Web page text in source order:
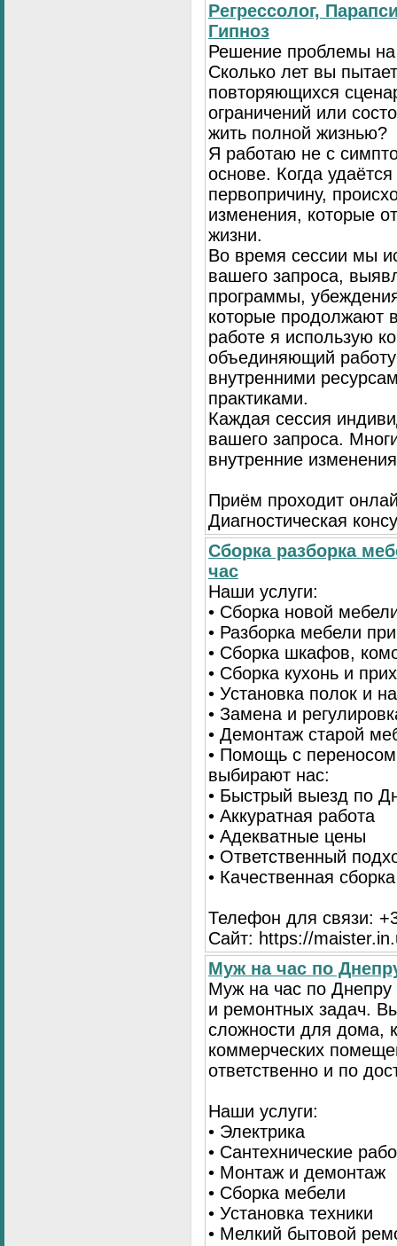
Регрессолог,
Гипноз
Решение проблемы на
Сколько лет вы
повторяющихся
ограничений или
жить полной жизнью?
Я работаю не с
основе. Когда
первопричину,
изменения, которые
жизни.
Во время сессии мы
вашего запроса,
программы,
которые продолжают
работе я использую
объединяющий
внутренними
практиками.
Каждая сессия
вашего запроса.
внутренние
Приём проходит
Диагностическая
Сборка разборка
час
Наши услуги:
• Сборка новой
• Разборка мебели
• Сборка шкафов,
• Сборка кухонь и
• Установка полок и
• Замена и
• Демонтаж старой
• Помощь с
выбирают нас:
• Быстрый выезд по
• Аккуратная работа
• Адекватные цены
• Ответственный
• Качественная
Телефон для связи:
Сайт: https://
Муж на час по
Муж на час по
и ремонтных задач.
сложности для дома,
коммерческих
ответственно и по
Наши услуги:
• Электрика
• Сантехнические
• Монтаж и демонтаж
• Сборка мебели
• Установка техники
• Мелкий бытовой